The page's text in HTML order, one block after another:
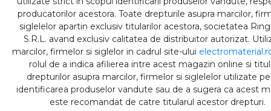
producatorilor acestora. Toate drepturile asupra marcilor,
siglelelor apartin exclusiv titularilor acestora, societatea
S.R.L. avand exclusiv calitatea de distribuitor autorizat.
marcilor, firmelor si siglelor in cadrul site-ului
rolul de a indica afilierea intre acest magazin online si
drepturilor asupra marcilor, firmelor si siglelelor utilizate
identificarea produselor vandute sau de a sugera ca acest
este recomandat de catre titularul acestor drepturi.